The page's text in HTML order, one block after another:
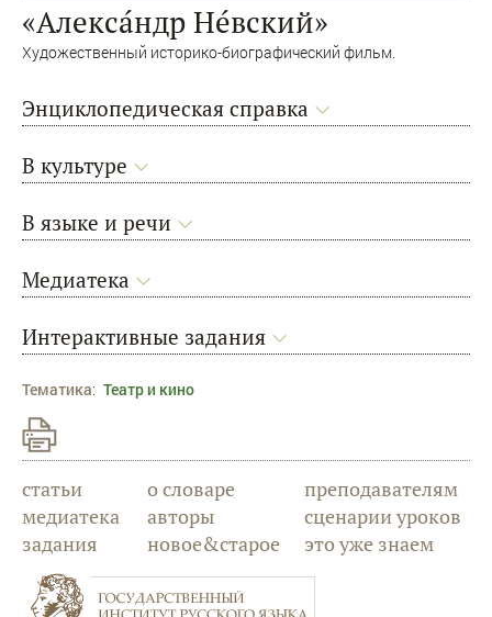
«Алекса́ндр Не́вский»
Художественный историко-биографический фильм.
Энциклопедическая справка
В культуре
В языке и речи
Медиатека
Интерактивные задания
Тематика: Театр и кино
статьи
медиатека
задания
о словаре
авторы
новое&старое
преподавателям
сценарии уроков
это уже знаем